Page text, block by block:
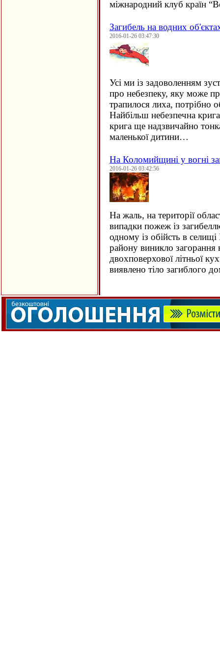
міжнародний клуб країн
Загибель на водних
2016-01-26 03:47:30
Усі ми із задоволенням
про небезпеку, яку може
трапилося лиха, потрібно
Найбільш небезпечна
крига ще надзвичайно
маленької дитини…
На Коломийщині у вогні
2016-01-26 03:42:56
На жаль, на території
випадки пожеж із
одному із обійсть в
району виникло
двохповерхової літньої
виявлено тіло загиблого